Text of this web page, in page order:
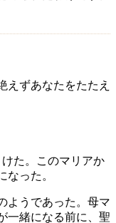
えずあなたをたたえ
た。このマリアか
なった。
ようであった。母マ
一緒になる前に、聖